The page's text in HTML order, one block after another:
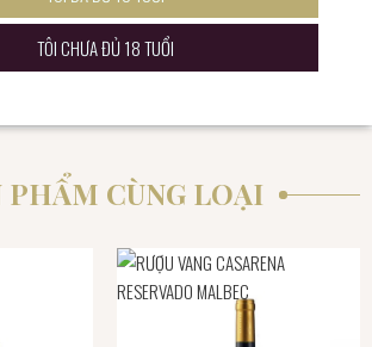
thúc ngọt ngào pha hương thuốc lá thơm ngon, tuyệt
miêu tả về sản phẩm nên sẽ không quá ngạc nhiên khi
trong top doanh số bán hàng cao nhất rất được các
PHẨM CÙNG LOẠI
TÔI CHƯA ĐỦ 18 TUỔI